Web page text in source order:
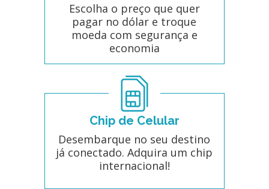
Escolha o preço que quer
pagar no dólar e troque
moeda com segurança e
economia
Chip de Celular
Desembarque no seu destino
já conectado. Adquira um chip
internacional!